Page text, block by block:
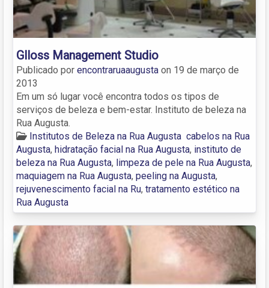
Glloss Management Studio
Publicado por encontraruaaugusta on 19 de março de
2013
Em um só lugar você encontra todos os tipos de
serviços de beleza e bem-estar. Instituto de beleza na
Rua Augusta.
Institutos de Beleza na Rua Augusta cabelos na Rua
Augusta, hidratação facial na Rua Augusta, instituto de
beleza na Rua Augusta, limpeza de pele na Rua Augusta,
maquiagem na Rua Augusta, peeling na Augusta,
rejuvenescimento facial na Ru, tratamento estético na
Rua Augusta